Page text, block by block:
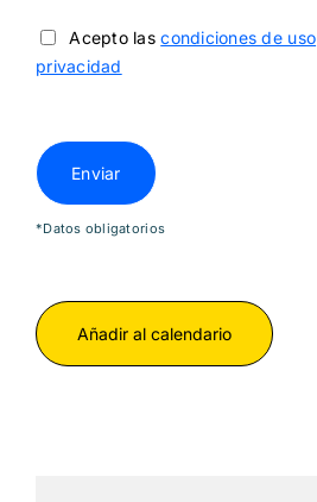
Acepto lascondiciones de uso
privacidad
*Datos obligatorios
Añadir al calendario